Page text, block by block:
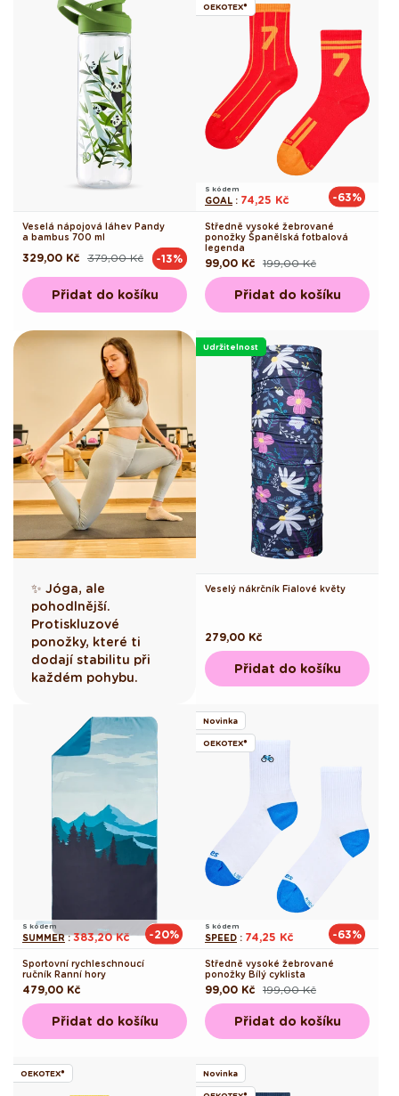
Veselá nápojová láhev Pandy
a bambus 700 ml
Běžná
379,00 Kč
Výprodejová
329,00 Kč -13%
Přidat do košíku
OEKOTEX®
S kódem
GOAL : 74,25 Kč -63%
Středně vysoké žebrované
ponožky Španělská fotbalová
legenda
Běžná
cena
199,00 Kč
Výprodejová
cena
99,00 Kč
Přidat do košíku
✨ Jóga, ale
pohodlnější.
Protiskluzové
ponožky, které ti
dodají stabilitu při
každém pohybu.
Udržitelnost
Veselý nákrčník Fialové květy
Běžná
cena
279,00 Kč
Přidat do košíku
S kódem
SUMMER:383,20 Kč -20%
Sportovní rychleschnoucí
ručník Ranní hory
Běžná
cena
479,00 Kč
Přidat do košíku
Novinka
OEKOTEX®
S kódem
SPEED : 74,25 Kč -63%
Středně vysoké žebrované
ponožky Bílý cyklista
Běžná
cena
199,00 Kč
Výprodejová
cena
99,00 Kč
Přidat do košíku
OEKOTEX® Novinka